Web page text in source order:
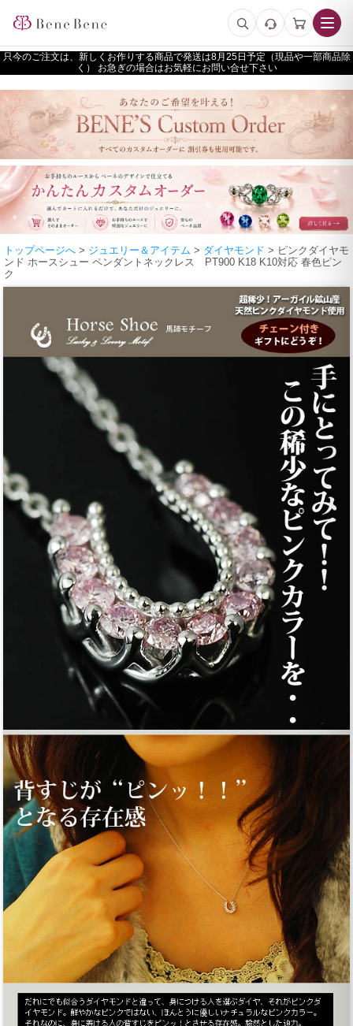
只今のご注文は、新しくお作りする商品で発送は
予定（現品や一部商品除
く） お急ぎの場合はお気軽にお問い合せ下さい
トップページへ > ジュエリー＆アイテム > ダイヤモンド > ピンクダイヤモ
ンド ホースシュー ペンダントネックレス PT900 K18 K10対応 春色ピン
ク